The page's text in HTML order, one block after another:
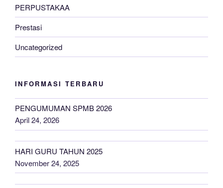
PERPUSTAKAA
Prestasi
Uncategorized
INFORMASI TERBARU
PENGUMUMAN SPMB 2026
April 24, 2026
HARI GURU TAHUN 2025
November 24, 2025